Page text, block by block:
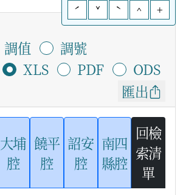
ˊ
ˇ ˋ ^ +
調值
調號
XLS
PDF
ODS
匯出
大埔
腔
饒平
腔
詔安
腔
南四
縣腔
回檢
索清
單